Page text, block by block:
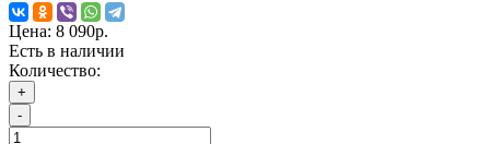
Цена: 8 090р.
Есть в наличии
Количество:
+
-